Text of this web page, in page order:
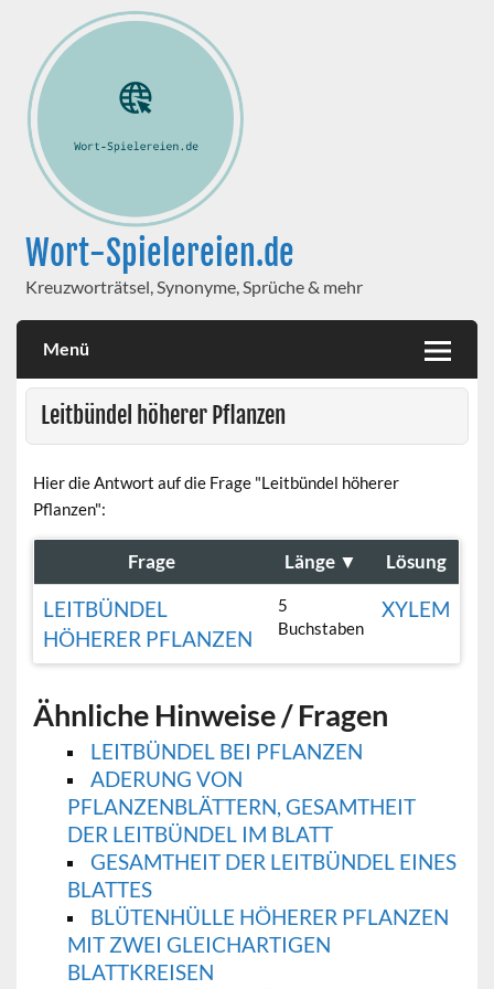
Wort-Spielereien.de
Kreuzworträtsel, Synonyme, Sprüche & mehr
Menü
Leitbündel höherer Pflanzen
Hier die Antwort auf die Frage "Leitbündel höherer
Pflanzen":
Frage Länge ▼ Lösung
LEITBÜNDEL
HÖHERER PFLANZEN
5
Buchstaben
XYLEM
Ähnliche Hinweise / Fragen
LEITBÜNDEL BEI PFLANZEN
ADERUNG VON
PFLANZENBLÄTTERN, GESAMTHEIT
DER LEITBÜNDEL IM BLATT
GESAMTHEIT DER LEITBÜNDEL EINES
BLATTES
BLÜTENHÜLLE HÖHERER PFLANZEN
MIT ZWEI GLEICHARTIGEN
BLATTKREISEN